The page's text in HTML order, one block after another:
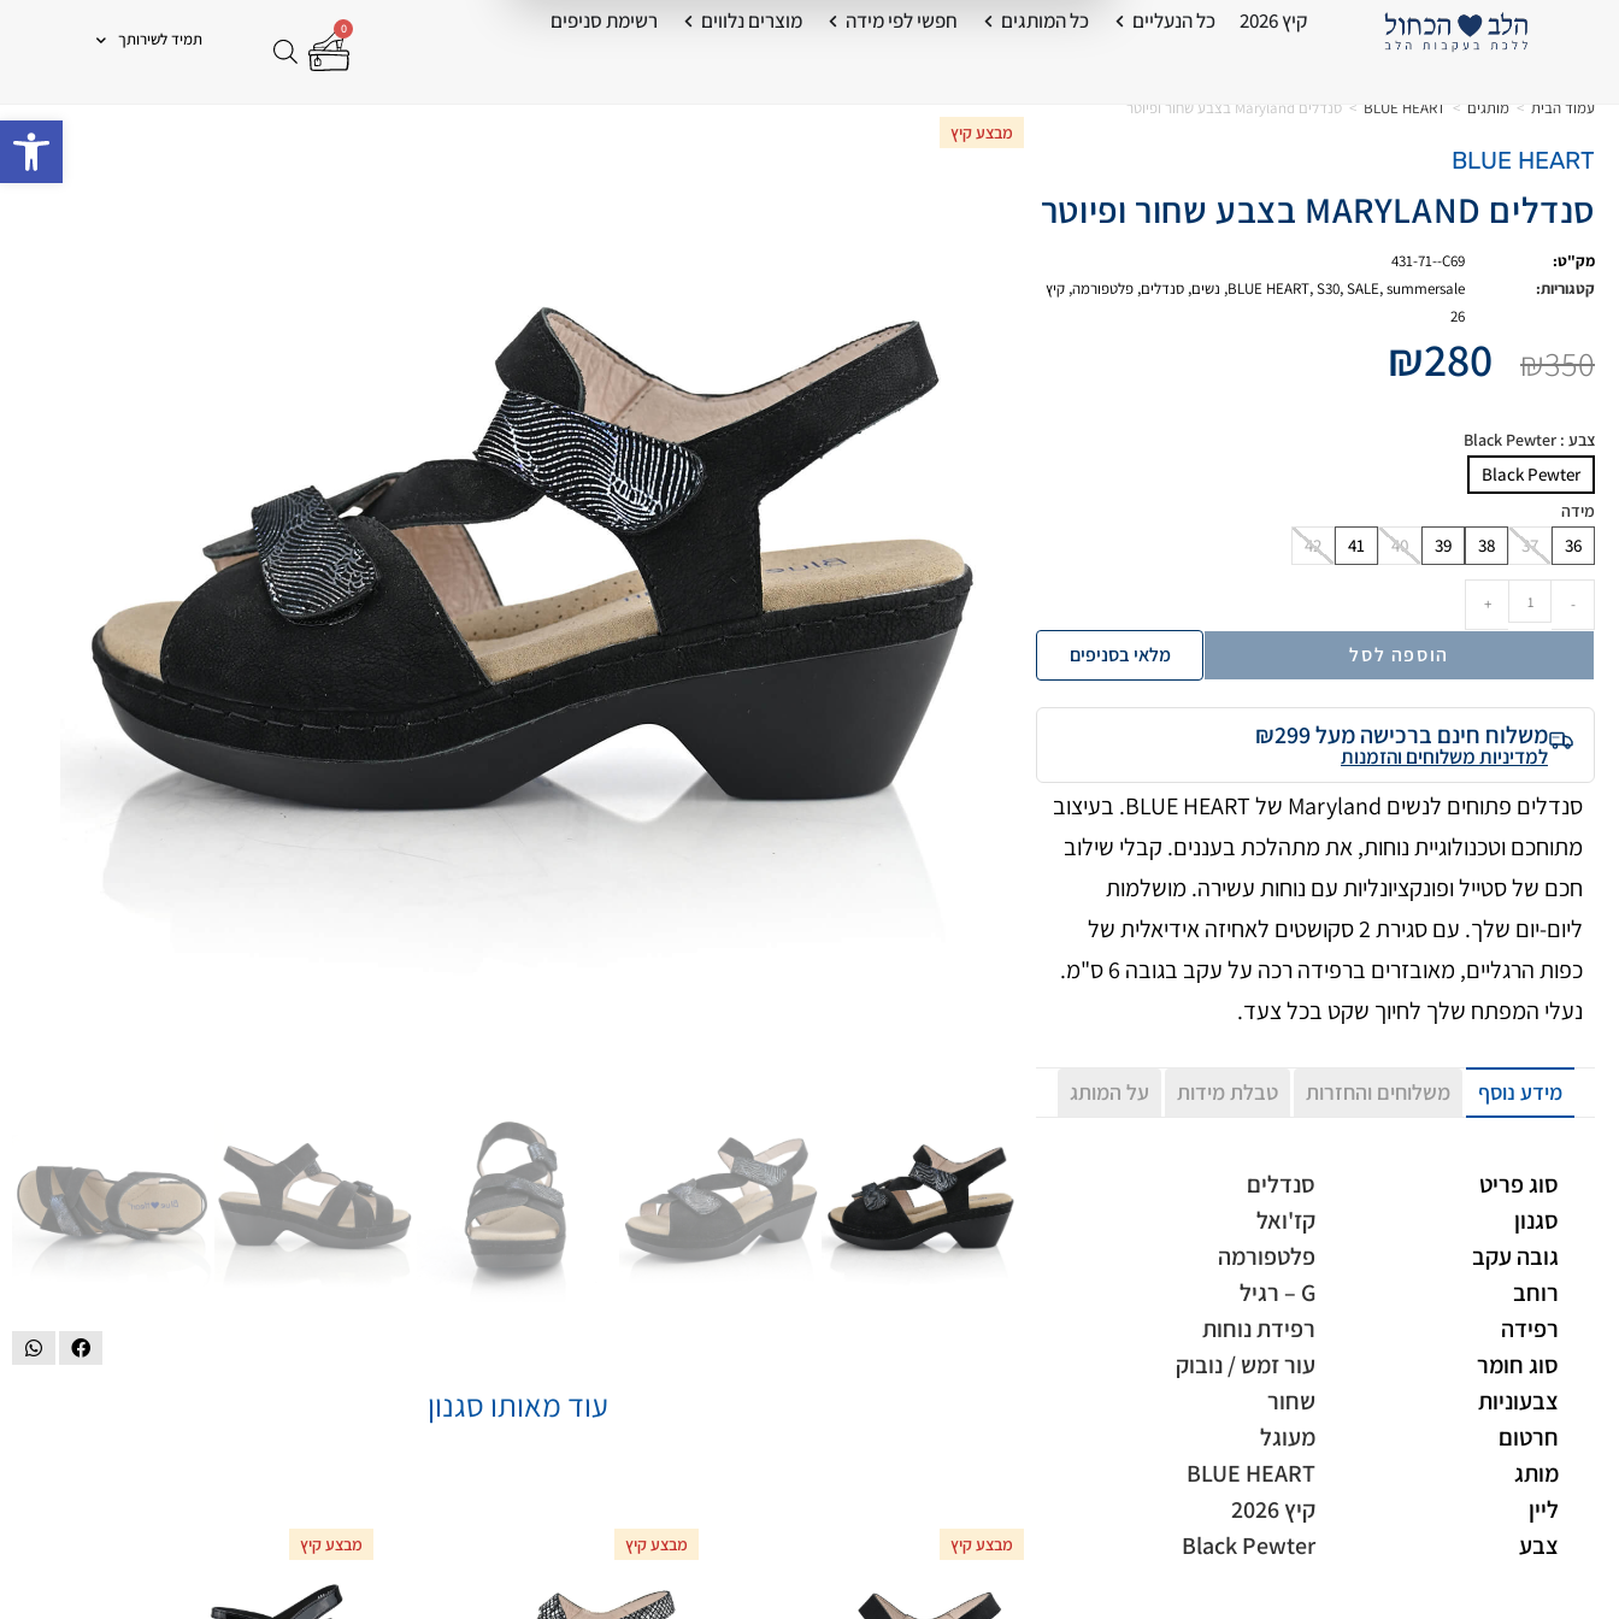
קיץ 2026 כל הנעליים כל המותגים חפשי לפי מידה מוצרים נלווים רשימת סניפים 0
תמיד לשירותך
עמוד הבית > מותגים >
BLUE HEART
> סנדלים Maryland בצבע שחור ופיוטר
BLUE HEART
סנדלים MARYLAND בצבע שחור ופיוטר
מק"ט:
431-71--C69
קטגוריות:
BLUE HEART,S30,SALE,summersale
, נשים, סנדלים, פלטפורמה, קיץ
26
₪350
₪280
צבע : Black Pewter
Black Pewter
מידה
36
37
38
39
40
41
42
-
+
הוספה לסל מלאי בסניפים
משלוח חינם ברכישה מעל ₪299
למדיניות משלוחים והזמנות
סנדלים פתוחים לנשים Maryland של BLUE HEART. בעיצוב
מתוחכם וטכנולוגיית נוחות, את מתהלכת בעננים. קבלי שילוב
חכם של סטייל ופונקציונליות עם נוחות עשירה. מושלמות
ליום-יום שלך. עם סגירת 2 סקושטים לאחיזה אידיאלית של
כפות הרגליים, מאובזרים ברפידה רכה על עקב בגובה 6 ס"מ.
נעלי המפתח שלך לחיוך שקט בכל צעד.
מידע נוסף משלוחים והחזרות טבלת מידות על המותג
סוג פריט
סנדלים
סגנון
קז'ואל
גובה עקב
פלטפורמה
רוחב
G – רגיל
רפידה
רפידת נוחות
סוג חומר
עור זמש / נובוק
צבעוניות
שחור
חרטום
מעוגל
מותג
BLUE HEART
ליין
קיץ 2026
צבע
Black Pewter
מבצע קיץ
עוד מאותו סגנון
מבצע קיץ מבצע קיץ מבצע קיץ